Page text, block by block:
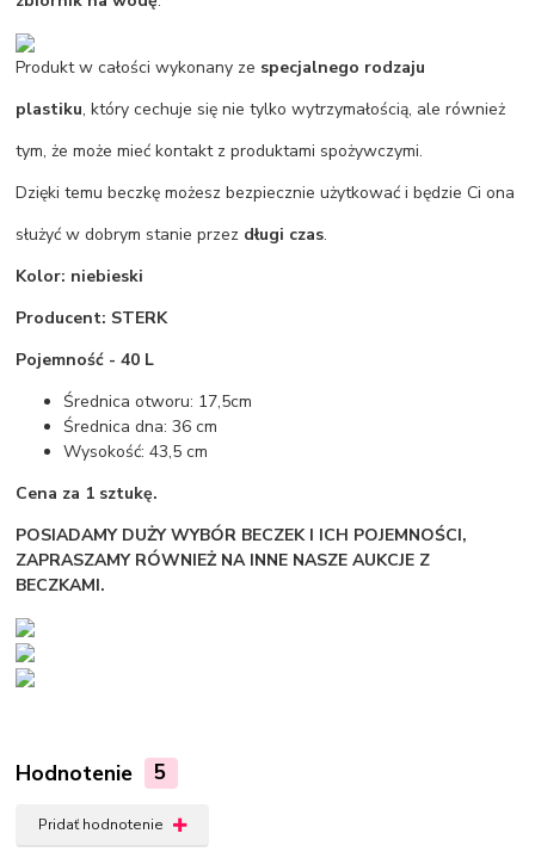
Produkt w całości wykonany ze specjalnego rodzaju
plastiku, który cechuje się nie tylko wytrzymałością, ale również
tym, że może mieć kontakt z produktami spożywczymi.
Dzięki temu beczkę możesz bezpiecznie użytkować i będzie Ci ona
służyć w dobrym stanie przez długi czas.
Kolor: niebieski
Producent: STERK
Pojemność - 40 L
Średnica otworu: 17,5cm
Średnica dna: 36 cm
Wysokość: 43,5 cm
Cena za 1 sztukę.
POSIADAMY DUŻY WYBÓR BECZEK I ICH POJEMNOŚCI,
ZAPRASZAMY RÓWNIEŻ NA INNE NASZE AUKCJE Z
BECZKAMI.
Hodnotenie 5
Pridať hodnotenie